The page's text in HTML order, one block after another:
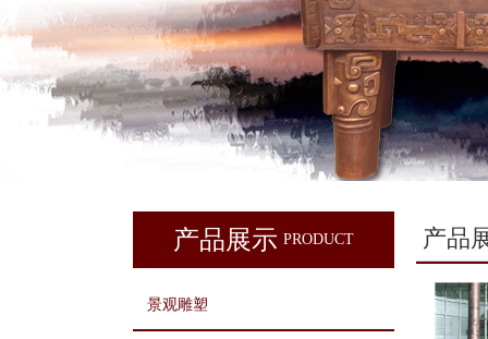
产品展示 PRODUCT
景观雕塑
产品